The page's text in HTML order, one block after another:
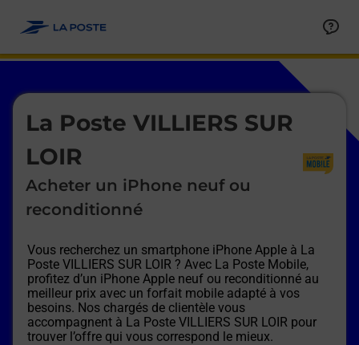
La Poste VILLIERS SUR
LOIR
Acheter un iPhone neuf ou
reconditionné
Vous recherchez un smartphone iPhone Apple à La
Poste VILLIERS SUR LOIR ? Avec La Poste Mobile,
profitez d’un iPhone Apple neuf ou reconditionné au
meilleur prix avec un forfait mobile adapté à vos
besoins. Nos chargés de clientèle vous
accompagnent à La Poste VILLIERS SUR LOIR pour
trouver l’offre qui vous correspond le mieux.
Le lien s'ouvre dans un nouvel onglet